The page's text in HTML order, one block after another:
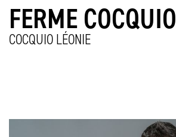
FERME COCQUIO
COCQUIO LÉONIE